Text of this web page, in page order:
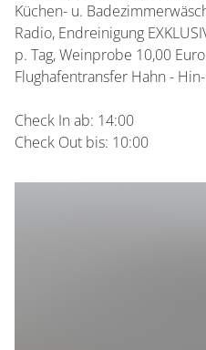
Küchen- u.
Radio, Endreinigung
p. Tag, Weinprobe 10,00
Flughafentransfer Hahn -
Check In ab: 14:00
Check Out bis: 10:00